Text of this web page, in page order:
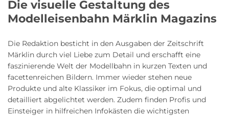
Die visuelle Gestaltung des
Modelleisenbahn Märklin Magazins
Die Redaktion besticht in den Ausgaben der Zeitschrift
Märklin durch viel Liebe zum Detail und erschafft eine
faszinierende Welt der Modellbahn in kurzen Texten und
facettenreichen Bildern. Immer wieder stehen neue
Produkte und alte Klassiker im Fokus, die optimal und
detailliert abgelichtet werden. Zudem finden Profis und
Einsteiger in hilfreichen Infokästen die wichtigsten